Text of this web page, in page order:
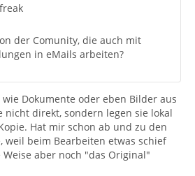
der Comunity, die auch mit
in eMails arbeiten?
Dokumente oder eben Bilder aus
nicht direkt, sondern legen sie lokal
Hat mir schon ab und zu den
weil beim Bearbeiten etwas schief
aber noch "das Original"